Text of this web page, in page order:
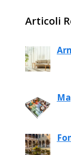
Articoli